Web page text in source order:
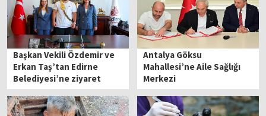
Başkan Vekili Özdemir ve
Erkan Taş’tan Edirne
Belediyesi’ne ziyaret
Antalya Göksu
Mahallesi’ne Aile Sağlığı
Merkezi